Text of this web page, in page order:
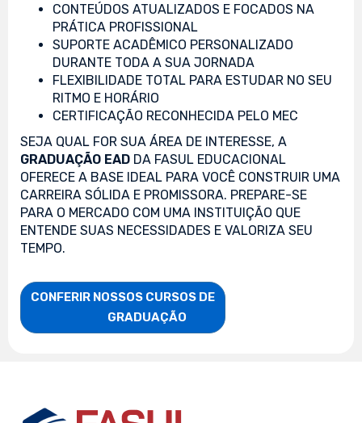
CONTEÚDOS ATUALIZADOS E FOCADOS NA
PRÁTICA PROFISSIONAL
SUPORTE ACADÊMICO PERSONALIZADO
DURANTE TODA A SUA JORNADA
FLEXIBILIDADE TOTAL PARA ESTUDAR NO SEU
RITMO E HORÁRIO
CERTIFICAÇÃO RECONHECIDA PELO MEC
SEJA QUAL FOR SUA ÁREA DE INTERESSE, A
GRADUAÇÃO EAD DA FASUL EDUCACIONAL
OFERECE A BASE IDEAL PARA VOCÊ CONSTRUIR UMA
CARREIRA SÓLIDA E PROMISSORA. PREPARE-SE
PARA O MERCADO COM UMA INSTITUIÇÃO QUE
ENTENDE SUAS NECESSIDADES E VALORIZA SEU
TEMPO.
CONFERIR NOSSOS CURSOS DE
                    GRADUAÇÃO